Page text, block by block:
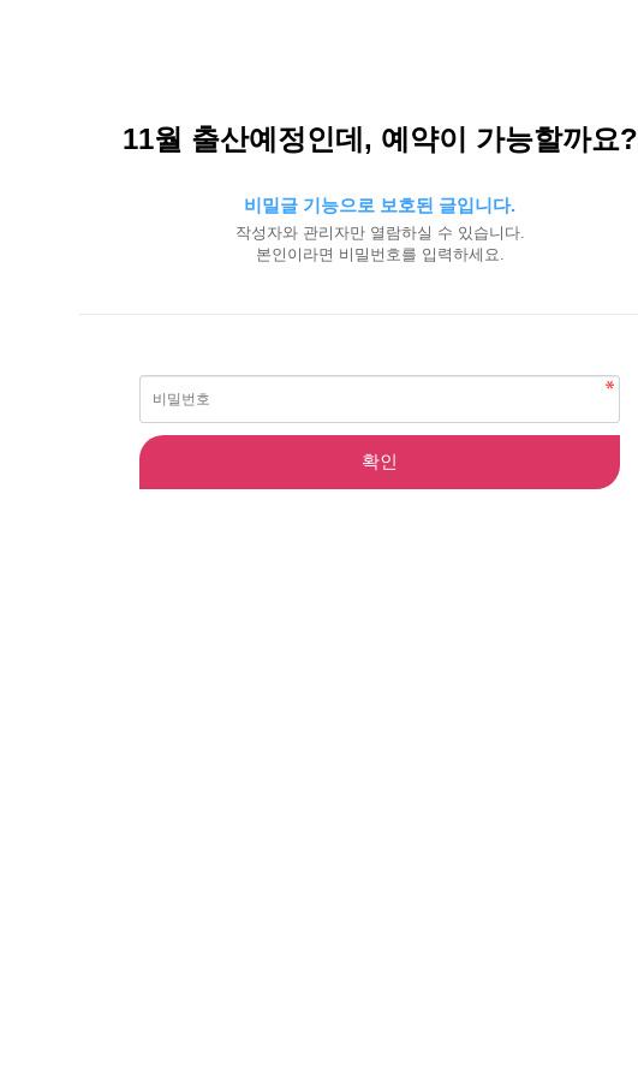
11월 출산예정인데, 예약이 가능할까요?
비밀글 기능으로 보호된 글입니다.
작성자와 관리자만 열람하실 수 있습니다.
본인이라면 비밀번호를 입력하세요.